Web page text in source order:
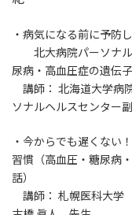
・病気になる前に予防
北大病院パーソナル
尿病・高血圧症の遺伝
講師： 北海道大学病
ソナルヘルスセンタ
・今からでも遅くない
習慣（高血圧・糖尿病
話）
講師： 札幌医科大